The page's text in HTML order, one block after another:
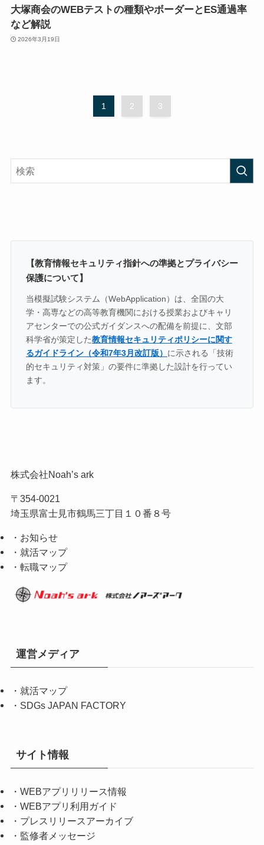
大塚商会のWEBテストの種類やボーダーとES通過率
など解説
2026年3月19日
1 2 3
【教育情報セキュリティ指針への準拠とプライバシー
保護について】
当模擬試験システム（WebApplication）は、全国の大
学・高専などの高等教育機関における授業およびキャリ
アセンターでの公式ガイダンスへの配備を前提に、文部
科学省が策定した教育情報セキュリティポリシーに関す
るガイドライン（令和7年3月改訂版） に示される「技術
的セキュリティ対策」の要件に準拠した設計を行ってい
ます。
株式会社Noah’s ark
〒354-0021
埼玉県富士見市鶴馬三丁目１０番８号
・お知らせ
・就活マップ
・転職マップ
運営メディア
・ 就活マップ
・ SDGs JAPAN FACTORY
サイト情報
・ WEBアプリリリース情報
・ WEBアプリ利用ガイド
・ プレスリリースアーカイブ
・ 監修者メッセージ